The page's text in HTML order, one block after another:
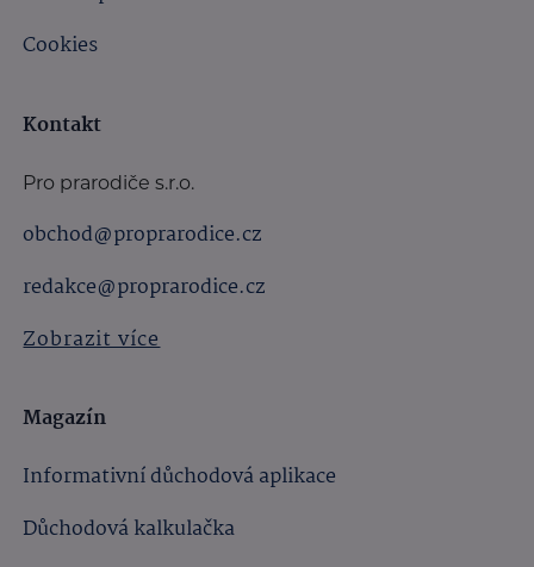
Cookies
Kontakt
Pro prarodiče s.r.o.
obchod@proprarodice.cz
redakce@proprarodice.cz
Zobrazit více
Magazín
Informativní důchodová aplikace
Důchodová kalkulačka